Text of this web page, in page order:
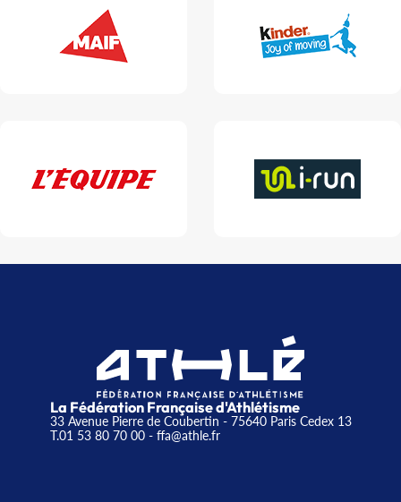
La Fédération Française d'Athlétisme
33 Avenue Pierre de Coubertin - 75640 Paris Cedex 13
T.01 53 80 70 00- ffa@athle.fr